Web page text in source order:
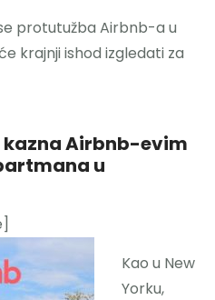
protutužba Airbnb-a u
krajnji ishod izgledati za
kazna Airbnb-evim
u
Kao u New
Yorku,